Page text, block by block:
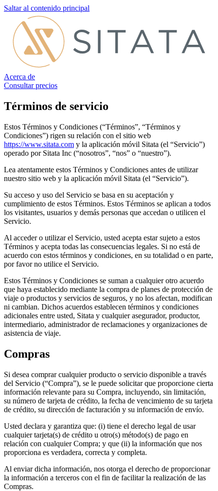
Saltar al contenido principal
Acerca de
Consultar precios
Términos de servicio
Estos Términos y Condiciones (“Términos”, “Términos y
Condiciones”) rigen su relación con el sitio web
https://www.sitata.com y la aplicación móvil Sitata (el “Servicio”)
operado por Sitata Inc (“nosotros”, “nos” o “nuestro”).
Lea atentamente estos Términos y Condiciones antes de utilizar
nuestro sitio web y la aplicación móvil Sitata (el “Servicio”).
Su acceso y uso del Servicio se basa en su aceptación y
cumplimiento de estos Términos. Estos Términos se aplican a todos
los visitantes, usuarios y demás personas que accedan o utilicen el
Servicio.
Al acceder o utilizar el Servicio, usted acepta estar sujeto a estos
Términos y acepta todas las consecuencias legales. Si no está de
acuerdo con estos términos y condiciones, en su totalidad o en parte,
por favor no utilice el Servicio.
Estos Términos y Condiciones se suman a cualquier otro acuerdo
que haya establecido mediante la compra de planes de protección de
viaje o productos y servicios de seguros, y no los afectan, modifican
ni cambian. Dichos acuerdos establecen términos y condiciones
adicionales entre usted, Sitata y cualquier asegurador, productor,
intermediario, administrador de reclamaciones y organizaciones de
asistencia de viaje.
Compras
Si desea comprar cualquier producto o servicio disponible a través
del Servicio (“Compra”), se le puede solicitar que proporcione cierta
información relevante para su Compra, incluyendo, sin limitación,
su número de tarjeta de crédito, la fecha de vencimiento de su tarjeta
de crédito, su dirección de facturación y su información de envío.
Usted declara y garantiza que: (i) tiene el derecho legal de usar
cualquier tarjeta(s) de crédito u otro(s) método(s) de pago en
relación con cualquier Compra; y que (ii) la información que nos
proporciona es verdadera, correcta y completa.
Al enviar dicha información, nos otorga el derecho de proporcionar
la información a terceros con el fin de facilitar la realización de las
Compras.